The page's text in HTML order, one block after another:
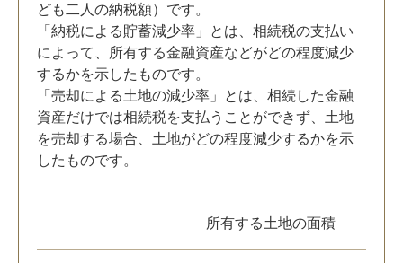
ども二人の納税額）です。
「納税による貯蓄減少率」とは、相続税の支払い
によって、所有する金融資産などがどの程度減少
するかを示したものです。
「売却による土地の減少率」とは、相続した金融
資産だけでは相続税を支払うことができず、土地
を売却する場合、土地がどの程度減少するかを示
したものです。
所有する土地の面積